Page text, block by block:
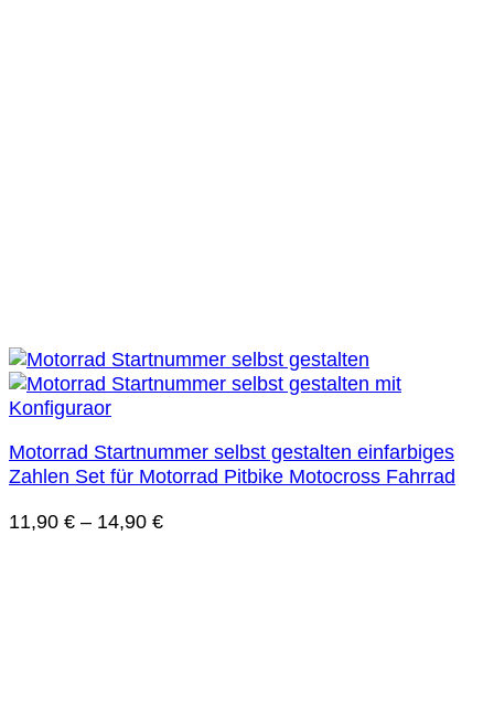
Motorrad Startnummer selbst gestalten einfarbiges
Zahlen Set für Motorrad Pitbike Motocross Fahrrad
11,90 € – 14,90 €